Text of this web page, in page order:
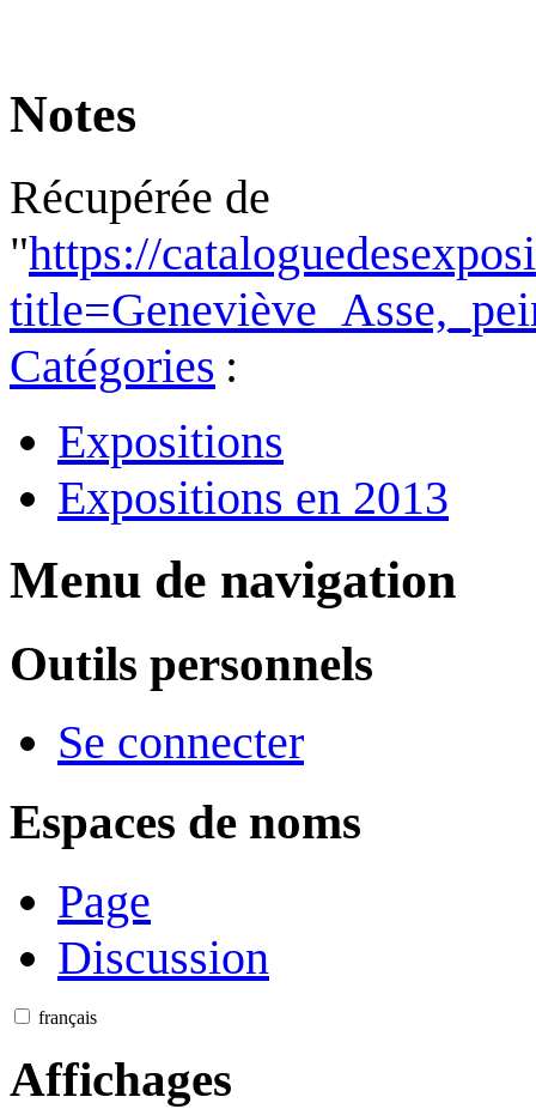
Notes
Récupérée de
"https://
Catégories :
Expositions
Expositions en 2013
Menu de navigation
Outils personnels
Se connecter
Espaces de noms
Page
Discussion
français
Affichages